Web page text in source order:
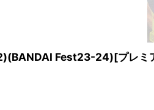
Fest23-24)[プレミ